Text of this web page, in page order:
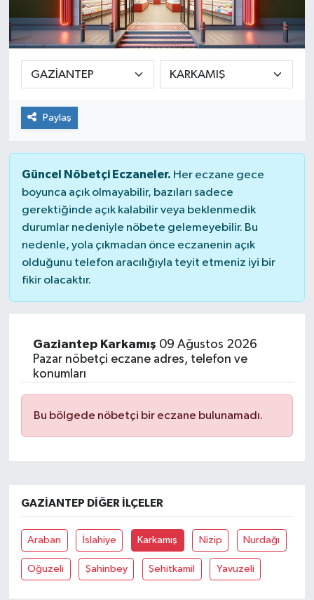
Paylaş
Güncel Nöbetçi Eczaneler. Her eczane gece
boyunca açık olmayabilir, bazıları sadece
gerektiğinde açık kalabilir veya beklenmedik
durumlar nedeniyle nöbete gelemeyebilir. Bu
nedenle, yola çıkmadan önce eczanenin açık
olduğunu telefon aracılığıyla teyit etmeniz iyi bir
fikir olacaktır.
Gaziantep Karkamış 09 Ağustos 2026
Pazar nöbetçi eczane adres, telefon ve
konumları
Bu bölgede nöbetçi bir eczane bulunamadı.
GAZIANTEP DIĞER İLÇELER
Araban İslahiye Karkamış Nizip Nurdağı
Oğuzeli Şahinbey Şehitkamil Yavuzeli
Yaşam